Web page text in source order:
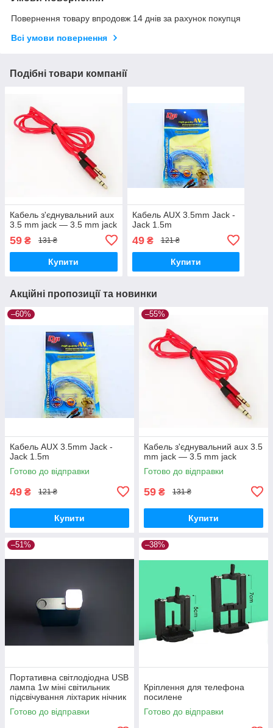
Повернення товару впродовж 14 днів за рахунок покупця
Всі умови повернення
Подібні товари компанії
Кабель з'єднувальний aux
3.5 mm jack — 3.5 mm jack
59 ₴ 131 ₴
Купити
Кабель AUX 3.5mm Jack -
Jack 1.5m
49₴ 121 ₴
Купити
Акційні пропозиції та новинки
–60%
Кабель AUX 3.5mm Jack -
Jack 1.5m
Готово до відправки
49 ₴ 121 ₴
Купити
–55%
Кабель з'єднувальний aux 3.5
mm jack — 3.5 mm jack
Готово до відправки
59 ₴ 131 ₴
Купити
–51%
Портативна світлодіодна USB
лампа 1w міні світильник
підсвічування ліхтарик нічник
Готово до відправки
–38%
Кріплення для телефона
посилене
Готово до відправки